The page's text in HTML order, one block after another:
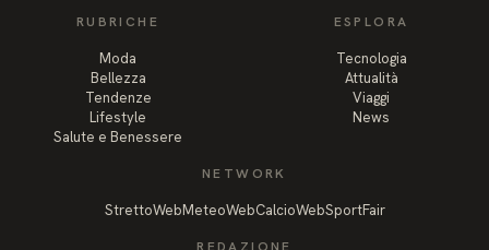
RUBRICHE
Moda
Bellezza
Tendenze
Lifestyle
Salute e Benessere
ESPLORA
Tecnologia
Attualità
Viaggi
News
NETWORK
StrettoWebMeteoWebCalcioWebSportFair